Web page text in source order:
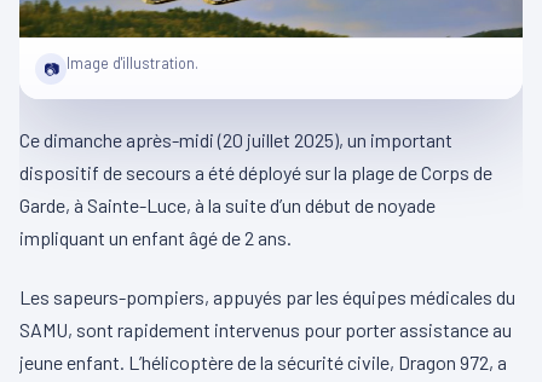
📷 Image d'illustration.
Ce dimanche après-midi (20 juillet 2025), un important
dispositif de secours a été déployé sur la plage de Corps de
Garde, à Sainte-Luce, à la suite d’un début de noyade
impliquant un enfant âgé de 2 ans.
Les sapeurs-pompiers, appuyés par les équipes médicales du
SAMU, sont rapidement intervenus pour porter assistance au
jeune enfant. L’hélicoptère de la sécurité civile, Dragon 972, a